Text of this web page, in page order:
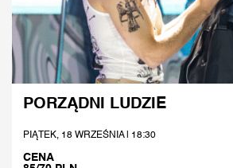
PORZĄDNI LUDZIE
PIĄTEK, 18 WRZEŚNIA | 18:30
CENA